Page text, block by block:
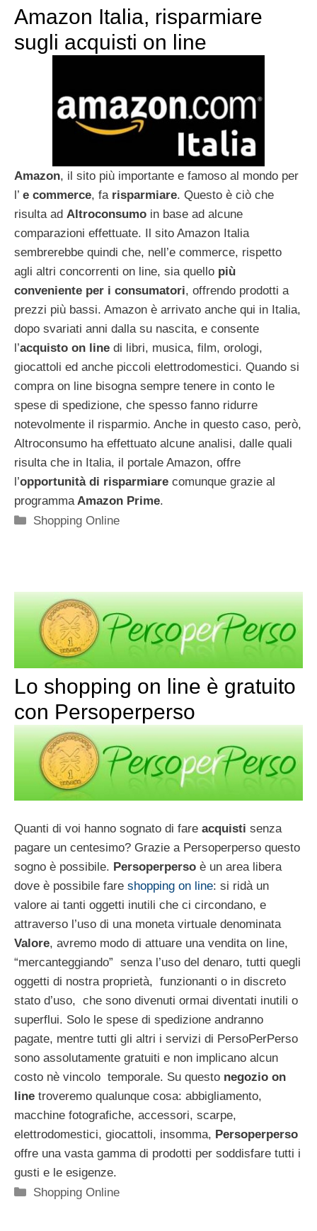
Amazon Italia, risparmiare
sugli acquisti on line
Amazon, il sito più importante e famoso al mondo per
l’ e commerce, fa risparmiare. Questo è ciò che
risulta ad Altroconsumo in base ad alcune
comparazioni effettuate. Il sito Amazon Italia
sembrerebbe quindi che, nell’e commerce, rispetto
agli altri concorrenti on line, sia quello più
conveniente per i consumatori, offrendo prodotti a
prezzi più bassi. Amazon è arrivato anche qui in Italia,
dopo svariati anni dalla su nascita, e consente
l’acquisto on line di libri, musica, film, orologi,
giocattoli ed anche piccoli elettrodomestici. Quando si
compra on line bisogna sempre tenere in conto le
spese di spedizione, che spesso fanno ridurre
notevolmente il risparmio. Anche in questo caso, però,
Altroconsumo ha effettuato alcune analisi, dalle quali
risulta che in Italia, il portale Amazon, offre
l’opportunità di risparmiare comunque grazie al
programma Amazon Prime.
Categorie
Shopping Online
Lo shopping on line è gratuito
con Persoperperso
Quanti di voi hanno sognato di fare acquisti senza
pagare un centesimo? Grazie a Persoperperso questo
sogno è possibile. Persoperperso è un area libera
dove è possibile fare shopping on line: si ridà un
valore ai tanti oggetti inutili che ci circondano, e
attraverso l’uso di una moneta virtuale denominata
Valore, avremo modo di attuare una vendita on line,
“mercanteggiando” senza l’uso del denaro, tutti quegli
oggetti di nostra proprietà, funzionanti o in discreto
stato d’uso, che sono divenuti ormai diventati inutili o
superflui. Solo le spese di spedizione andranno
pagate, mentre tutti gli altri i servizi di PersoPerPerso
sono assolutamente gratuiti e non implicano alcun
costo nè vincolo temporale. Su questo negozio on
line troveremo qualunque cosa: abbigliamento,
macchine fotografiche, accessori, scarpe,
elettrodomestici, giocattoli, insomma, Persoperperso
offre una vasta gamma di prodotti per soddisfare tutti i
gusti e le esigenze.
Categorie
Shopping Online